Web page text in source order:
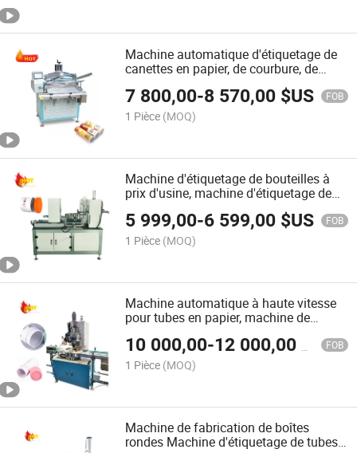
Machine automatique d'étiquetage de
canettes en papier, de courbure, de
revêtement et de scellage du fond
7 800,00-8 570,00 $US FOB
1 Pièce (MOQ)
Machine d'étiquetage de bouteilles à
prix d'usine, machine d'étiquetage de
tubes en papier, machine de fabrication
de boîtes rondes
5 999,00-6 599,00 $US FOB
1 Pièce (MOQ)
Machine automatique à haute vitesse
pour tubes en papier, machine de
de courbure des bords des tubes en
papier
10 000,00-12 000,00 FOB
1 Pièce (MOQ)
Machine de fabrication de boîtes
rondes Machine d'étiquetage de tubes